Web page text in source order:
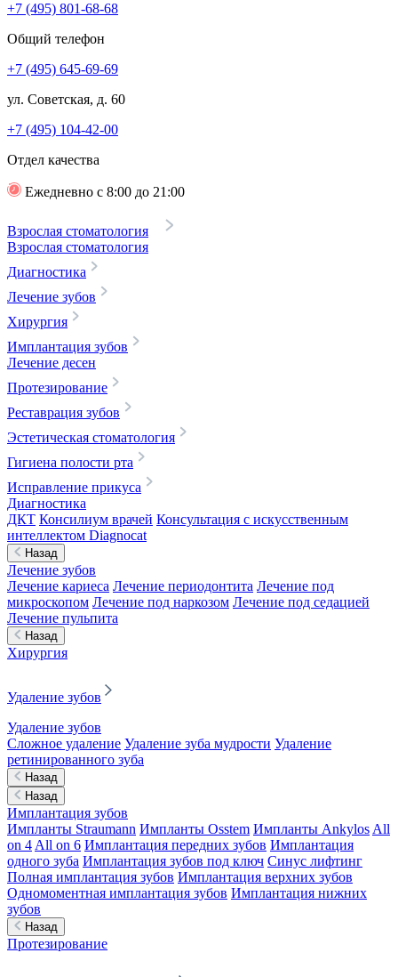
+7 (495) 801-68-68
Общий телефон
+7 (495) 645-69-69
ул. Советская, д. 60
+7 (495) 104-42-00
Отдел качества
Ежедневно с 8:00 до 21:00
Взрослая стоматология
Взрослая стоматология
Диагностика
Лечение зубов
Хирургия
Имплантация зубов
Лечение десен
Протезирование
Реставрация зубов
Эстетическая стоматология
Гигиена полости рта
Исправление прикуса
Диагностика
ДКТ Консилиум врачей Консультация с искусственным
интеллектом Diagnocat
Назад
Лечение зубов
Лечение кариеса Лечение периодонтита Лечение под
микроскопом Лечение под наркозом Лечение под седацией
Лечение пульпита
Назад
Хирургия
Удаление зубов
Удаление зубов
Сложное удаление Удаление зуба мудрости Удаление
ретинированного зуба
Назад
Назад
Имплантация зубов
Импланты Straumann Импланты Osstem Импланты Ankylos All
on 4 All on 6 Имплантация передних зубов Имплантация
одного зуба Имплантация зубов под ключ Синус лифтинг
Полная имплантация зубов Имплантация верхних зубов
Одномоментная имплантация зубов Имплантация нижних
зубов
Назад
Протезирование